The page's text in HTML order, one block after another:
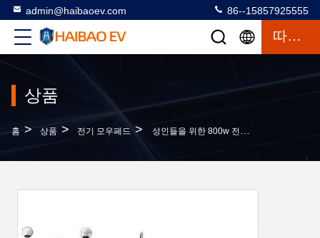
admin@haibaoev.com 86--15857925555
따옴표
상품
홈 > 상품 > 전기 모우페드 > 성인들을 위한 800w 전기 모터장착된 스쿠터 2 Wheeler 모터장착된 자전거